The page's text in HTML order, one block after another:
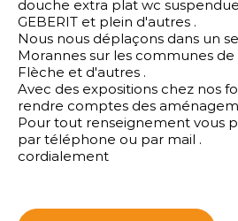
douche extra plat wc
GEBERIT et plein d'autres .
Nous nous déplaçons dans un
Morannes sur les communes de
Flèche et d'autres .
Avec des expositions chez nos
rendre comptes des
Pour tout renseignement vous
par téléphone ou par mail .
cordialement